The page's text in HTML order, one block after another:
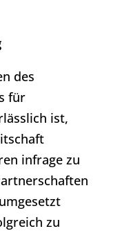
des
für
ist,
infrage zu
zu